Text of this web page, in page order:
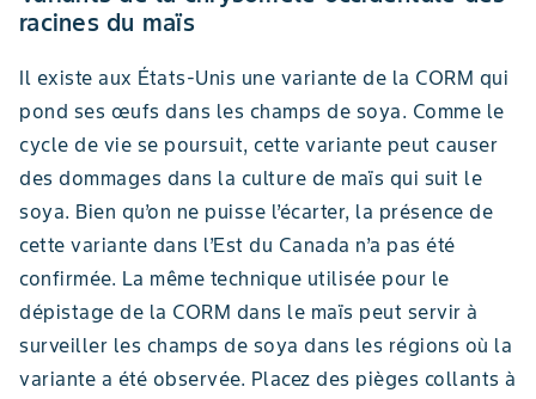
racines du maïs
Il existe aux États-Unis une variante de la CORM qui
pond ses œufs dans les champs de soya. Comme le
cycle de vie se poursuit, cette variante peut causer
des dommages dans la culture de maïs qui suit le
soya. Bien qu’on ne puisse l’écarter, la présence de
cette variante dans l’Est du Canada n’a pas été
confirmée. La même technique utilisée pour le
dépistage de la CORM dans le maïs peut servir à
surveiller les champs de soya dans les régions où la
variante a été observée. Placez des pièges collants à